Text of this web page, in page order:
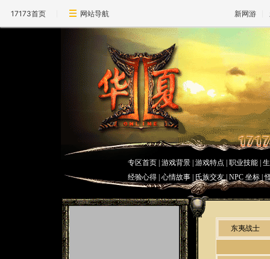
17173首页 网站导航 新网游
专区首页 |游戏背景 |游戏特点 |职业技能 |
经验心得 | 心情故事 | 氏族交友|NPC 坐标 |
东夷战士